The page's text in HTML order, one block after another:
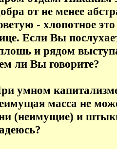
от не менее
- хлопотное
Если Вы
и рядом
ли Вы говорите?
умном
масса не
(неимущие) и